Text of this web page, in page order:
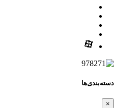
دسته‌بندی‌ها
×